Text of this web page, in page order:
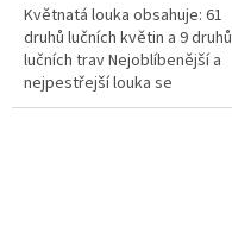
Květnatá louka obsahuje: 61
druhů lučních květin a 9 druhů
lučních trav Nejoblíbenější a
nejpestřejší louka se
specialitami.